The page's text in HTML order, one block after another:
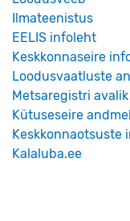
Ilmateenistus
EELIS infoleht
Keskkonnaseire
Loodusvaatluste
Metsaregistri
Kütuseseire
Keskkonnaotsuste
Kalaluba.ee